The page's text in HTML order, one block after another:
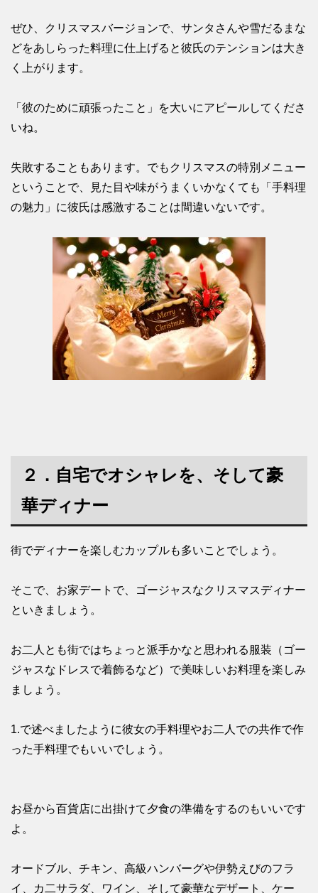
ぜひ、クリスマスバージョンで、サンタさんや雪だるまな
どをあしらった料理に仕上げると彼氏のテンションは大き
く上がります。
「彼のために頑張ったこと」を大いにアピールしてくださ
いね。
失敗することもあります。でもクリスマスの特別メニュー
ということで、見た目や味がうまくいかなくても「手料理
の魅力」に彼氏は感激することは間違いないです。
２．自宅でオシャレを、そして豪
華ディナー
街でディナーを楽しむカップルも多いことでしょう。
そこで、お家デートで、ゴージャスなクリスマスディナー
といきましょう。
お二人とも街ではちょっと派手かなと思われる服装（ゴー
ジャスなドレスで着飾るなど）で美味しいお料理を楽しみ
ましょう。
1.で述べましたように彼女の手料理やお二人での共作で作
った手料理でもいいでしょう。
お昼から百貨店に出掛けて夕食の準備をするのもいいです
よ。
オードブル、チキン、高級ハンバーグや伊勢えびのフラ
イ、カ二サラダ、ワイン、そして豪華なデザート、ケー